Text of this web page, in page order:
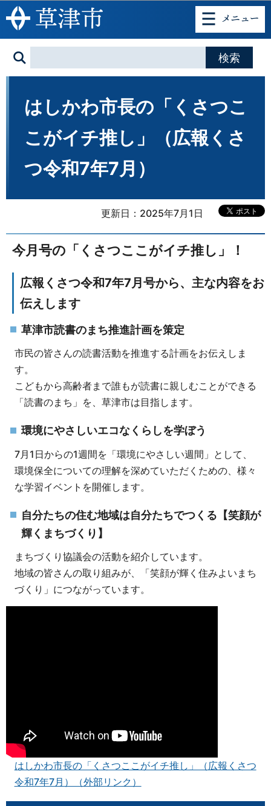
このページの本文へ移動
はしかわ市長の「くさつこ
こがイチ推し」（広報くさ
つ令和7年7月）
更新日：2025年7月1日
今月号の「くさつここがイチ推し」！
広報くさつ令和7年7月号から、主な内容をお
伝えします
草津市読書のまち推進計画を策定
市民の皆さんの読書活動を推進する計画をお伝えしま
す。
こどもから高齢者まで誰もが読書に親しむことができる
「読書のまち」を、草津市は目指します。
環境にやさしいエコなくらしを学ぼう
7月1日からの1週間を「環境にやさしい週間」として、
環境保全についての理解を深めていただくための、様々
な学習イベントを開催します。
自分たちの住む地域は自分たちでつくる【笑顔が
輝くまちづくり】
まちづくり協議会の活動を紹介しています。
地域の皆さんの取り組みが、「笑顔が輝く住みよいまち
づくり」につながっています。
はしかわ市長の「くさつここがイチ推し」（広報くさつ
令和7年7月）（外部リンク）